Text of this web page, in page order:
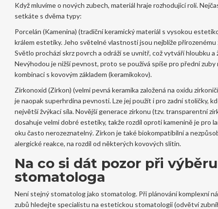
Když mluvíme o nových zubech, materiál hraje rozhodující roli.
setkáte s dvěma typy:
Porcelán (Kamenina) (tradiční keramický materiál s vysokou
králem estetiky. Jeho světelné vlastnosti jsou nejblíže přirozenému
Světlo prochází skrz povrch a odráží se uvnitř, což vytváří hloubku a
Nevýhodou je nižší pevnost, proto se používá spíše pro přední zuby
kombinaci s kovovým základem (keramikokov).
Zirkonoxid (Zirkon) (velmi pevná keramika založená na oxidu
je naopak superhrdina pevnosti. Lze jej použít i pro zadní stoličky,
největší žvýkací síla. Novější generace zirkonu (tzv. transparentní
dosahuje velmi dobré estetiky, takže rozdíl oproti kamenině je pro
oku často nerozeznatelný. Zirkon je také biokompatibilní a
alergické reakce, na rozdíl od některých kovových slitin.
Na co si dát pozor při výběru
stomatologa
Není stejný stomatolog jako stomatolog. Při plánování komplexní
zubů hledejte specialistu na estetickou stomatologii(odvětví